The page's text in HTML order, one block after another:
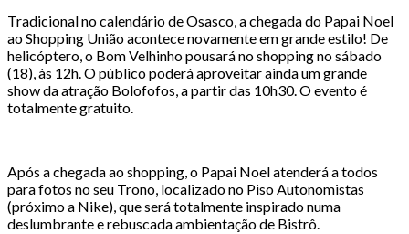
Tradicional no calendário de Osasco, a chegada do Papai Noel
ao Shopping União acontece novamente em grande estilo! De
helicóptero, o Bom Velhinho pousará no shopping no sábado
(18), às 12h. O público poderá aproveitar ainda um grande
show da atração Bolofofos, a partir das 10h30. O evento é
totalmente gratuito.
Após a chegada ao shopping, o Papai Noel atenderá a todos
para fotos no seu Trono, localizado no Piso Autonomistas
(próximo a Nike), que será totalmente inspirado numa
deslumbrante e rebuscada ambientação de Bistrô.